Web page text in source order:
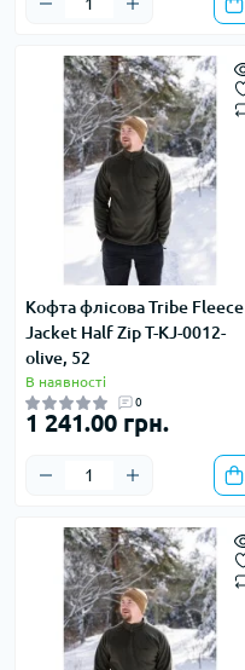
Кофта флісова Tribe Fleece
Jacket Half Zip T-KJ-0012-
olive, 52
В наявності
0
1 241.00 грн.